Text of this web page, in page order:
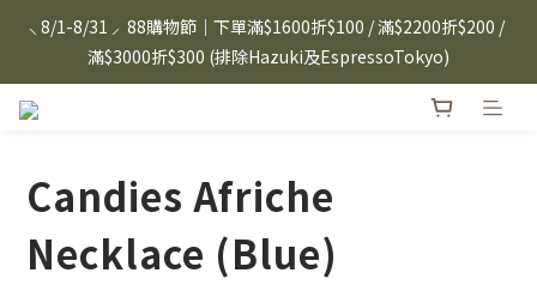
⸜ 8/1-8/31 ⸝  88購物節｜下單滿$1600折$100 / 滿$2200折$200 /
滿$3000折$300 (排除Hazuki及EspressoTokyo)
⸜ 8/1-8/31 ⸝  88購物節｜下單滿$1600折$100 / 滿$2200折$200 /
滿$3000折$300 (排除Hazuki及EspressoTokyo)
日本Hazuki眼鏡式放大鏡｜單入$3288 贈品牌保溫杯 (贈完為止)
Candies 手機殼 $299起🤳🏻下單即贈 限量造型鑰匙圈(款式隨機)
⸜ 8/1-8/31 ⸝  88購物節｜下單滿$1600折$100 / 滿$2200折$200 /
Candies Afriche
Necklace (Blue)